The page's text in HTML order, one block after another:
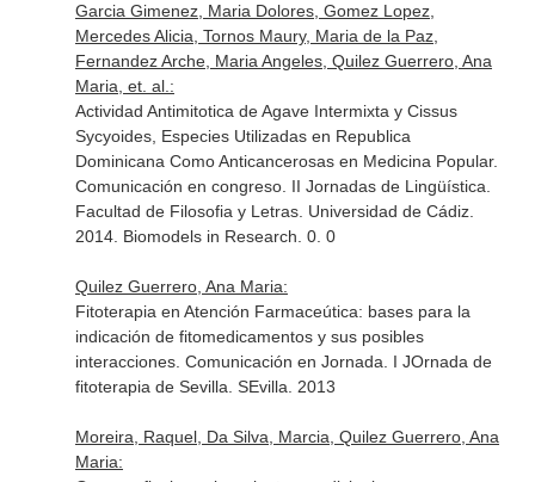
Garcia Gimenez, Maria Dolores, Gomez Lopez,
Mercedes Alicia, Tornos Maury, Maria de la Paz,
Fernandez Arche, Maria Angeles, Quilez Guerrero, Ana
Maria, et. al.:
Actividad Antimitotica de Agave Intermixta y Cissus
Sycyoides, Especies Utilizadas en Republica
Dominicana Como Anticancerosas en Medicina Popular.
Comunicación en congreso. II Jornadas de Lingüística.
Facultad de Filosofia y Letras. Universidad de Cádiz.
2014. Biomodels in Research. 0. 0
Quilez Guerrero, Ana Maria:
Fitoterapia en Atención Farmaceútica: bases para la
indicación de fitomedicamentos y sus posibles
interacciones. Comunicación en Jornada. I JOrnada de
fitoterapia de Sevilla. SEvilla. 2013
Moreira, Raquel, Da Silva, Marcia, Quilez Guerrero, Ana
Maria: